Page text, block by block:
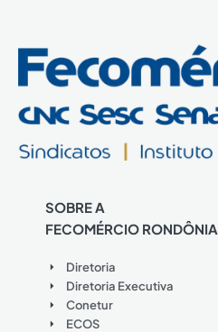
SOBRE A
FECOMÉRCIO RONDÔNIA
Diretoria
Diretoria Executiva
Conetur
ECOS